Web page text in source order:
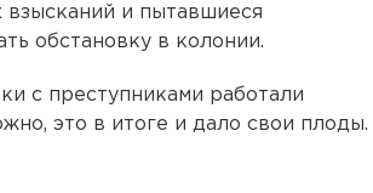
и пытавшиеся
обстановку в колонии.
с преступниками работали
это в итоге и дало свои плоды.